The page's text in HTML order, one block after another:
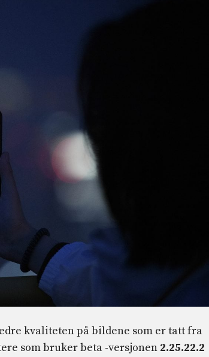
kvaliteten på bildene som er tatt fra
som bruker beta -versjonen 2.25.22.2